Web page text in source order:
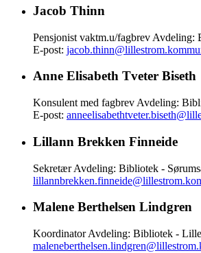
Jacob Thinn
Pensjonist vaktm.u/fagbrev Avdeling:
E-post:
Anne Elisabeth Tveter Biseth
Konsulent med fagbrev Avdeling:
E-post:
Lillann Brekken Finneide
Sekretær Avdeling: Bibliotek -
Malene Berthelsen Lindgren
Koordinator Avdeling: Bibliotek -